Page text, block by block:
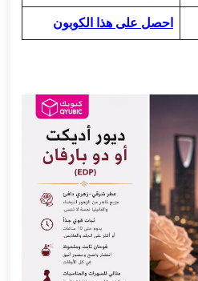
احصل على هذا الكوبون